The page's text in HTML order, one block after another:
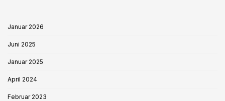
Januar 2026
Juni 2025
Januar 2025
April 2024
Februar 2023